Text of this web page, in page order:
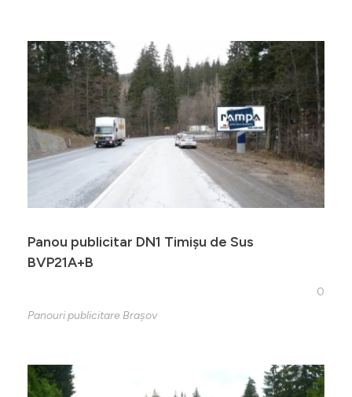
Panou publicitar DN1 Timișu de Sus
BVP21A+B
0
Panouri publicitare Brașov